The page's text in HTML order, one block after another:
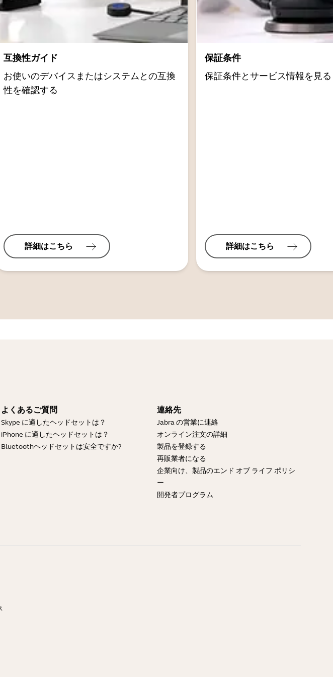
互換性ガイド
お使いのデバイスまたはシステムとの互換
性を確認する
詳細はこちら
保証条件
保証条件とサービス情報を見る
詳細はこちら
よくあるご質問
Skype に適したヘッドセットは？
iPhone に適したヘッドセットは？
Bluetoothヘッドセットは安全ですか?
連絡先
Jabra の営業に連絡
オンライン注文の詳細
製品を登録する
再販業者になる
企業向け、製品のエンド オブ ライフ ポリシ
ー
開発者プログラム